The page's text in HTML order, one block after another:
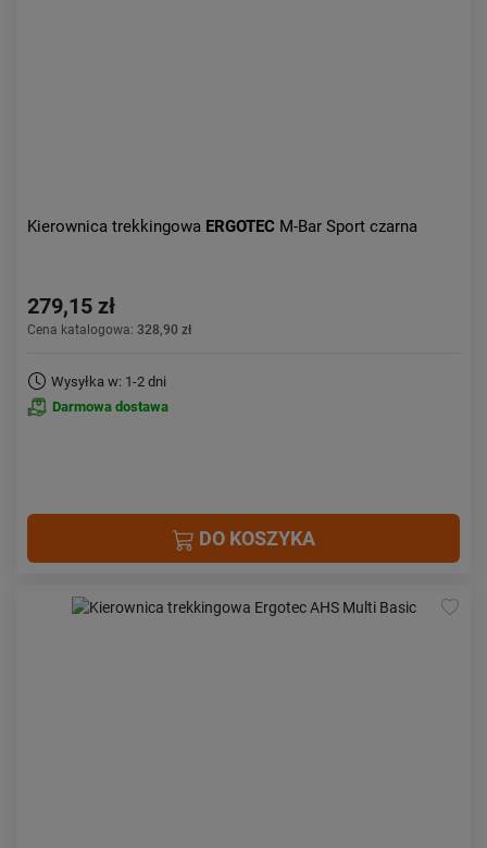
Kierownica trekkingowa ERGOTEC M-Bar Sport czarna
279,15 zł
Cena katalogowa: 328,90 zł
Wysyłka w: 1-2 dni
Darmowa dostawa
DO KOSZYKA